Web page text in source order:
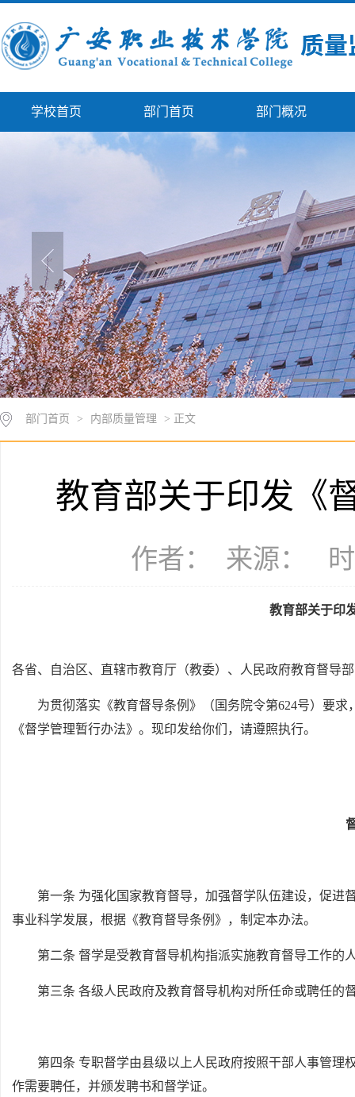
学校首页 部门首页 部门概况
部门首页 > 内部质量管理 > 正文
教育部关于印发《
作者： 来源： 时
教育部关于印
各省、自治区、直辖市教育厅（教委）、人民政府教育督导
为贯彻落实《教育督导条例》（国务院令第624号）要
《督学管理暂行办法》。现印发给你们，请遵照执行。
第一条 为强化国家教育督导，加强督学队伍建设，促进
事业科学发展，根据《教育督导条例》，制定本办法。
第二条 督学是受教育督导机构指派实施教育督导工作的
第三条 各级人民政府及教育督导机构对所任命或聘任的
第四条 专职督学由县级以上人民政府按照干部人事管理
作需要聘任，并颁发聘书和督学证。